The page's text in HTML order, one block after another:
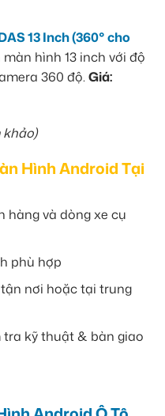
13 Inch (360° cho
hình 13 inch với độ
360 độ.Giá:
Hình Android Tại
hàng và dòng xe cụ
phù hợp
nơi hoặc tại trung
tra kỹ thuật & bàn giao